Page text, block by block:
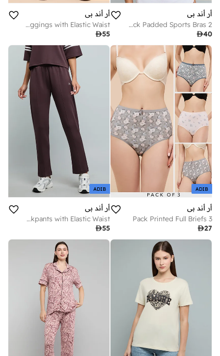
أر أند بي
2 Pack Padded Sports Bras
40
أر أند بي
Solid Jeggings with Elastic Waist
55
ADIB
أر أند بي
3 Pack Printed Full Briefs
27
ADIB
أر أند بي
Logo Detail Trackpants with Elastic Waist
55